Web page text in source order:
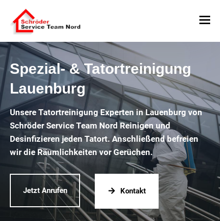
Spezial- & Tatortreinigung
Lauenburg
Unsere Tatortreinigung Experten in Lauenburg von
Schröder Service Team Nord Reinigen und
Desinfizieren jeden Tatort. Anschließend befreien
wir die Räumlichkeiten vor Gerüchen.
Jetzt Anrufen Kontakt